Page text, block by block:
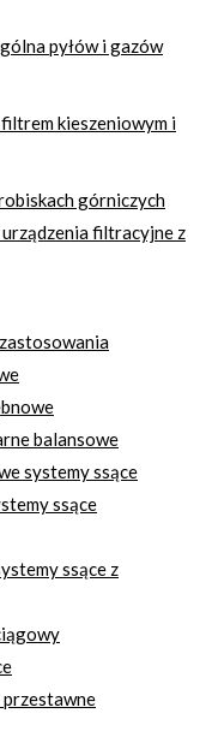
pyłów i gazów
kieszeniowym i
górniczych
filtracyjne z
balansowe
systemy ssące
ssące
ssące z
przestawne